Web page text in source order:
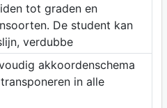
tot graden en
De student kan
verdubbe
akkoordenschema
in alle